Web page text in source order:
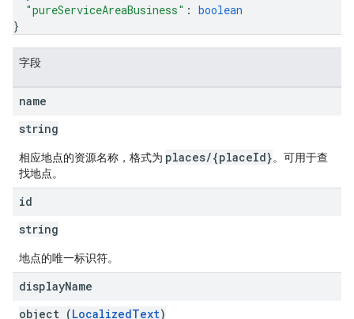
"pureServiceAreaBusiness" : boolean
}
字段
name
string
相应地点的资源名称，格式为 places/{placeId}。可用于查
找地点。
id
string
地点的唯一标识符。
displayName
object (LocalizedText)